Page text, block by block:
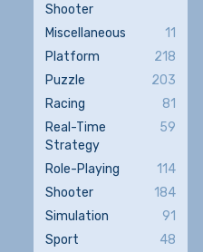
Shooter
Miscellaneous
11
Platform
218
Puzzle
203
Racing
81
Real-Time
Strategy
59
Role-Playing
114
Shooter
184
Simulation
91
Sport
48